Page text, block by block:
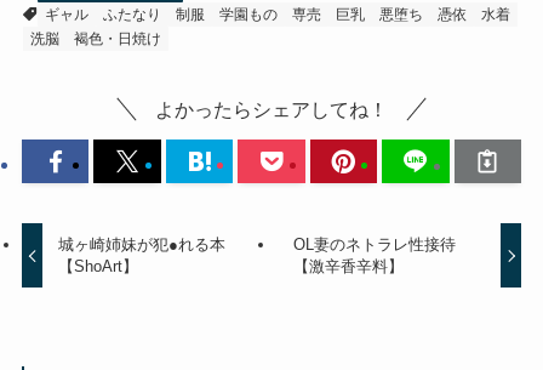
ギャル
ふたなり 制服 学園もの 専売 巨乳 悪堕ち 憑依
水着
洗脳
褐色・日焼け
よかったらシェアしてね！
城ヶ崎姉妹が犯●れる本
【ShoArt】
OL妻のネトラレ性接待
【激辛香辛料】